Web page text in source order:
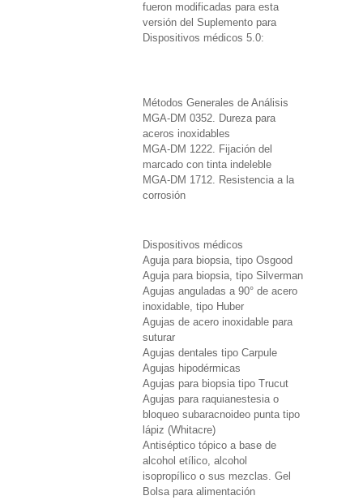
fueron modificadas para esta
versión del Suplemento para
Dispositivos médicos 5.0:
Métodos Generales de Análisis
MGA-DM 0352. Dureza para
aceros inoxidables
MGA-DM 1222. Fijación del
marcado con tinta indeleble
MGA-DM 1712. Resistencia a la
corrosión
Dispositivos médicos
Aguja para biopsia, tipo Osgood
Aguja para biopsia, tipo Silverman
Agujas anguladas a 90° de acero
inoxidable, tipo Huber
Agujas de acero inoxidable para
suturar
Agujas dentales tipo Carpule
Agujas hipodérmicas
Agujas para biopsia tipo Trucut
Agujas para raquianestesia o
bloqueo subaracnoideo punta tipo
lápiz (Whitacre)
Antiséptico tópico a base de
alcohol etílico, alcohol
isopropílico o sus mezclas. Gel
Bolsa para alimentación